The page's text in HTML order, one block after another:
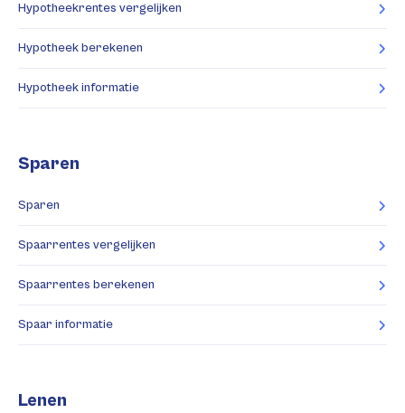
Hypotheekrentes vergelijken
Hypotheek berekenen
Hypotheek informatie
Sparen
Sparen
Spaarrentes vergelijken
Spaarrentes berekenen
Spaar informatie
Lenen